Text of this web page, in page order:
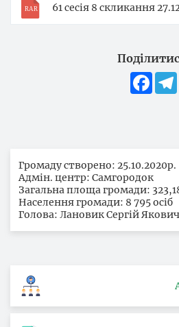
61 сесія 8 скликання
Громаду створено: 25.10.2020р.
Адмін. центр: Самгородок
Загальна площа громади:
Населення громади: 8 795 осіб
Голова: Лановик Сергій Якович